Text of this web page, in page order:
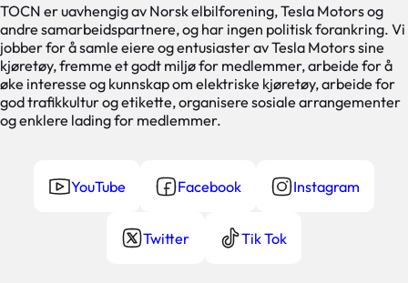
TOCN er uavhengig av Norsk elbilforening, Tesla Motors og
andre samarbeidspartnere, og har ingen politisk forankring. Vi
jobber for å samle eiere og entusiaster av Tesla Motors sine
kjøretøy, fremme et godt miljø for medlemmer, arbeide for å
øke interesse og kunnskap om elektriske kjøretøy, arbeide for
god trafikkultur og etikette, organisere sosiale arrangementer
og enklere lading for medlemmer.
YouTube Facebook Instagram
Twitter Tik Tok